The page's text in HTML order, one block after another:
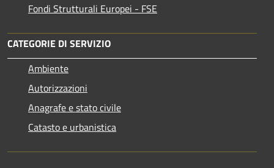
Fondi Strutturali Europei - FSE
CATEGORIE DI SERVIZIO
Ambiente
Autorizzazioni
Anagrafe e stato civile
Catasto e urbanistica